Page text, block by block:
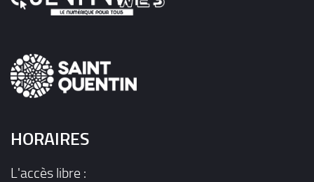
HORAIRES
L'accès libre :